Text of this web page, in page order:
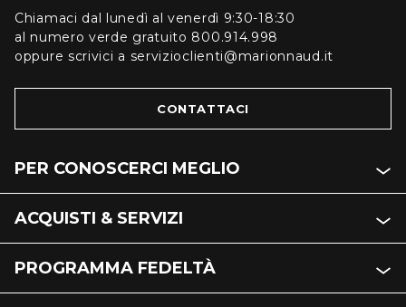
Chiamaci dal lunedì al venerdì 9:30-18:30
al numero verde gratuito 800.914.998
oppure scrivici a servizioclienti@marionnaud.it
CONTATTACI
PER CONOSCERCI MEGLIO
ACQUISTI & SERVIZI
PROGRAMMA FEDELTÀ